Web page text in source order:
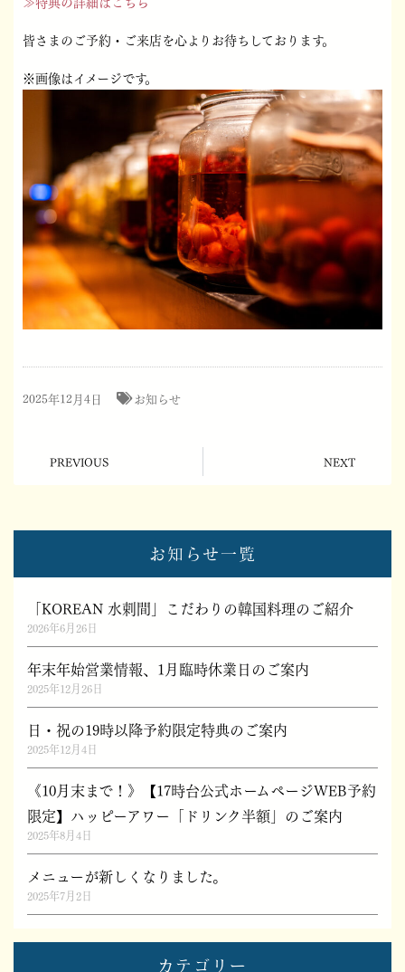
皆さまのご予約・ご来店を心よりお待ちしております。
※画像はイメージです。
2025年12月4日 お知らせ
PREVIOUS NEXT
お知らせ一覧
「KOREAN 水剌間」こだわりの韓国料理のご紹介
2026年6月26日
年末年始営業情報、1月臨時休業日のご案内
2025年12月26日
日・祝の19時以降予約限定特典のご案内
2025年12月4日
《10月末まで！》【17時台公式ホームページWEB予約
限定】ハッピーアワー「ドリンク半額」のご案内
2025年8月4日
メニューが新しくなりました。
2025年7月2日
カテゴリー